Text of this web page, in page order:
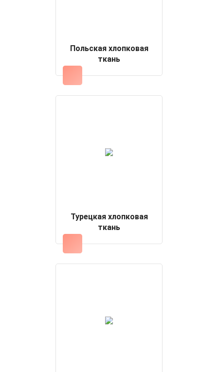
Польская хлопковая
ткань
Турецкая хлопковая
ткань